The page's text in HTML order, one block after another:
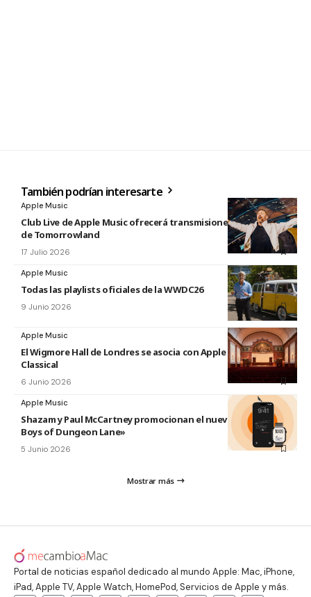
También podrían interesarte
Apple Music
Club Live de Apple Music ofrecerá transmisiones en directo
de Tomorrowland
17 Julio 2026
Apple Music
Todas las playlists oficiales de la WWDC26
9 Junio 2026
Apple Music
El Wigmore Hall de Londres se asocia con Apple Music
Classical
6 Junio 2026
Apple Music
Shazam y Paul McCartney promocionan el nuevo disco «The
Boys of Dungeon Lane»
5 Junio 2026
Mostrar más
Portal de noticias español dedicado al mundo Apple: Mac, iPhone,
iPad, Apple TV, Apple Watch, HomePod, Servicios de Apple y más.